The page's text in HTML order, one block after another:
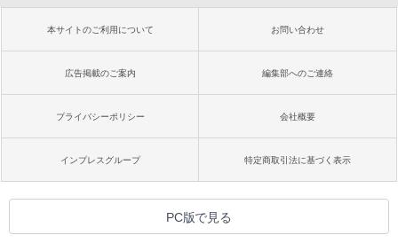
本サイトのご利用について お問い合わせ
広告掲載のご案内 編集部へのご連絡
プライバシーポリシー 会社概要
インプレスグループ 特定商取引法に基づく表示
PC版で見る